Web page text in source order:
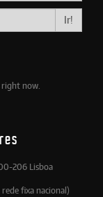
Ir!
now.
206 Lisboa
rede fixa nacional)